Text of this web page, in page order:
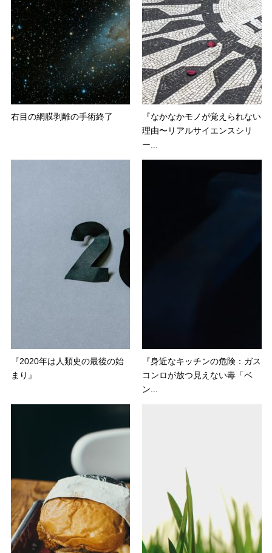
右目の網膜剥離の手術終了
『なかなかモノが覚えられない
理由〜リアルサイエンスシリ
ー...
『2020年は人類史の最後の始
まり』
『身近なキッチンの危険：ガス
コンロが放つ見えない毒「ベ
ン...